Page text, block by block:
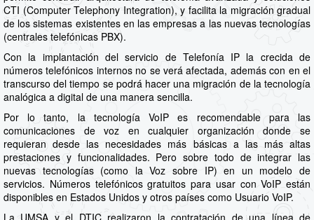
CTI (Computer Telephony Integration), y facilita la migración gradual
de los sistemas existentes en las empresas a las nuevas tecnologías
(centrales telefónicas PBX).
Con la implantación del servicio de Telefonía IP la crecida de
números telefónicos internos no se verá afectada, además con en el
transcurso del tiempo se podrá hacer una migración de la tecnología
analógica a digital de una manera sencilla.
Por lo tanto, la tecnología VoIP es recomendable para las
comunicaciones de voz en cualquier organización donde se
requieran desde las necesidades más básicas a las más altas
prestaciones y funcionalidades. Pero sobre todo de integrar las
nuevas tecnologías (como la Voz sobre IP) en un modelo de
servicios. Números telefónicos gratuitos para usar con VoIP están
disponibles en Estados Unidos y otros países como Usuario VoIP.